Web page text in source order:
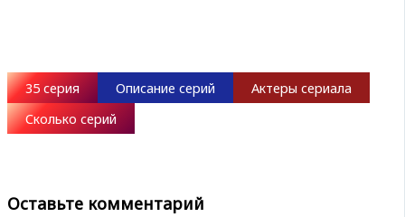
35 серия Описание серий
Актеры сериала
Сколько серий
Оставьте комментарий